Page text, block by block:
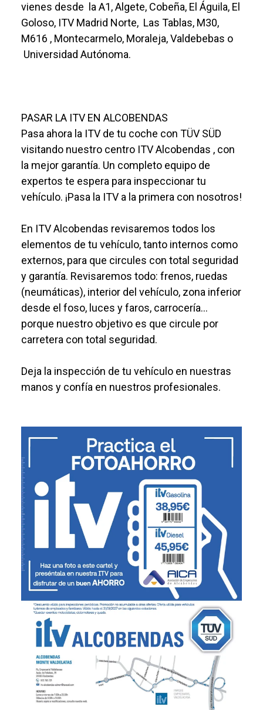
vienes desde la A1, Algete, Cobeña, El Águila, El
Goloso, ITV Madrid Norte, Las Tablas, M30,
M616 , Montecarmelo, Moraleja, Valdebebas o
Universidad Autónoma.
PASAR LA ITV EN ALCOBENDAS
Pasa ahora la ITV de tu coche con TÜV SÜD
visitando nuestro centro ITV Alcobendas , con
la mejor garantía. Un completo equipo de
expertos te espera para inspeccionar tu
vehículo. ¡Pasa la ITV a la primera con nosotros!
En ITV Alcobendas revisaremos todos los
elementos de tu vehículo, tanto internos como
externos, para que circules con total seguridad
y garantía. Revisaremos todo: frenos, ruedas
(neumáticas), interior del vehículo, zona inferior
desde el foso, luces y faros, carrocería…
porque nuestro objetivo es que circule por
carretera con total seguridad.
Deja la inspección de tu vehículo en nuestras
manos y confía en nuestros profesionales.